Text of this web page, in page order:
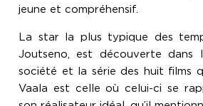
jeune et compréhensif.
La star la plus typique des
Joutseno, est découverte dans
société et la série des huit films
Vaala est celle où celui-ci se